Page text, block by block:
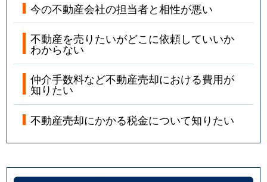
今の不動産会社の担当者と相性が悪い
不動産を売りたいがどこに依頼していいか
わからない
仲介手数料など不動産売却における費用が
知りたい
不動産売却にかかる税金について知りたい